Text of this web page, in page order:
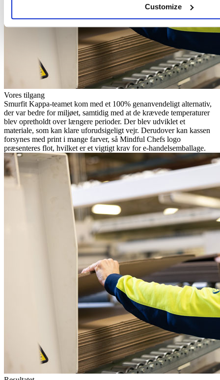
Customize
Vores tilgang
Smurfit Kappa-teamet kom med et 100% genanvendeligt alternativ,
der var bedre for miljøet, samtidig med at de krævede temperaturer
blev opretholdt over længere perioder. Der blev udviklet et
materiale, som kan klare uforudsigeligt vejr. Derudover kan kassen
forsynes med print i mange farver, så Mindful Chefs logo
præsenteres flot, hvilket er et vigtigt krav for e-handelsemballage.